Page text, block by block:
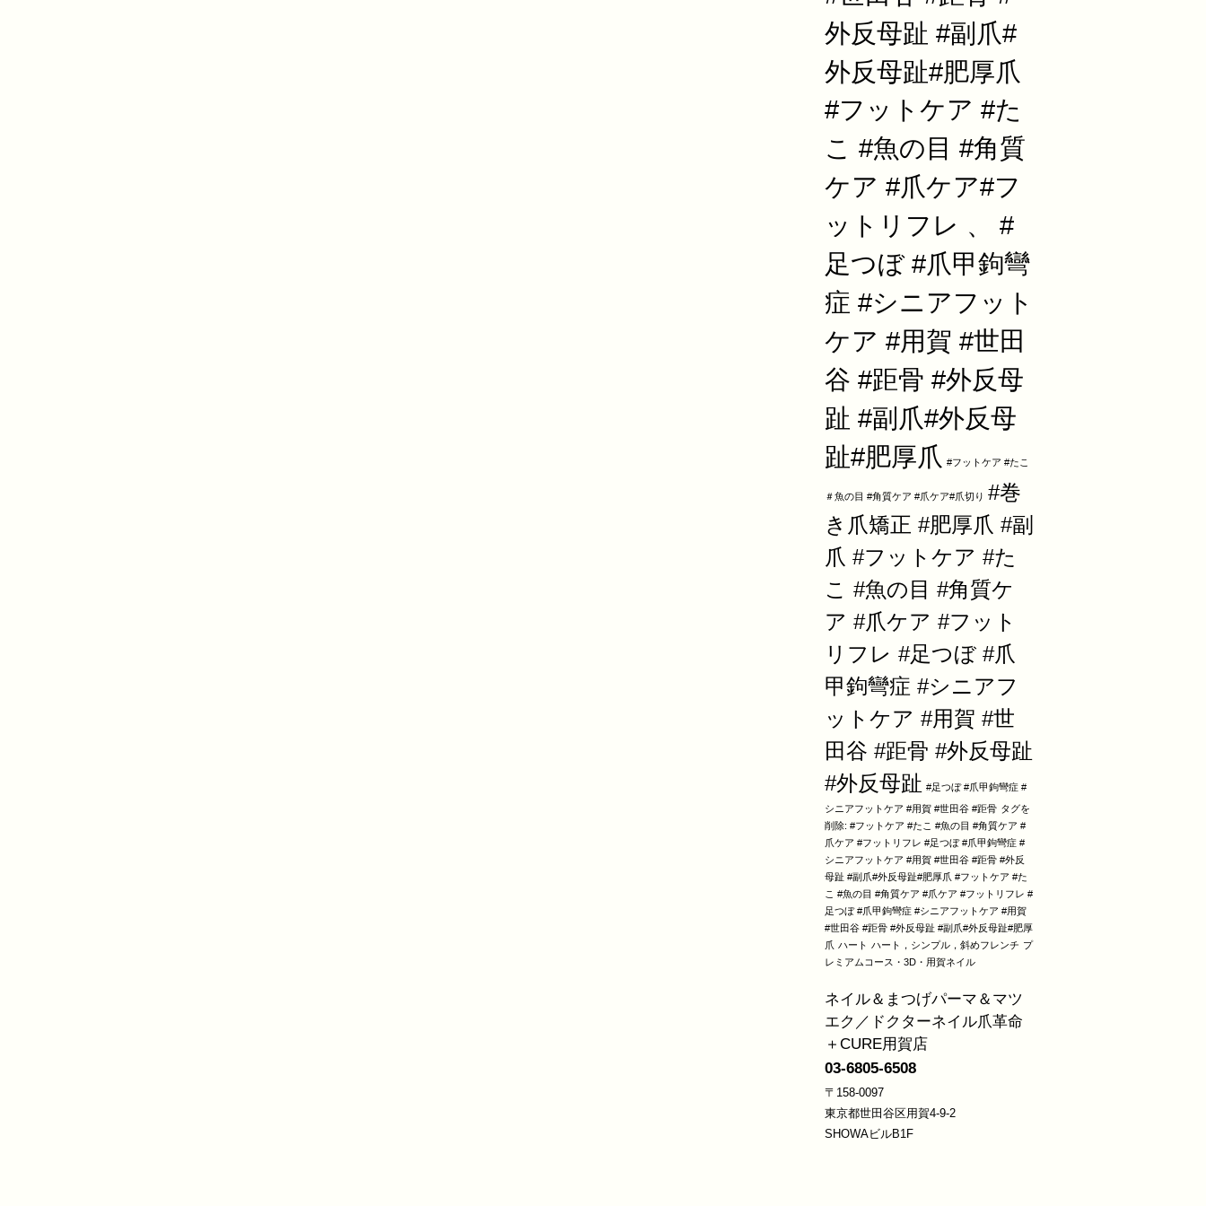
外反母趾 #副爪#
外反母趾#肥厚爪
#フットケア #た
こ #魚の目 #角質
ケア #爪ケア#フ
ットリフレ 、 #
足つぼ #爪甲鉤彎
症 #シニアフット
ケア #用賀 #世田
谷 #距骨 #外反母
趾 #副爪#外反母
趾#肥厚爪 #フットケア #たこ
＃魚の目 #角質ケア #爪ケア#爪切り #巻
き爪矯正 #肥厚爪 #副
爪 #フットケア #た
こ #魚の目 #角質ケ
ア #爪ケア #フット
リフレ #足つぼ #爪
甲鉤彎症 #シニアフ
ットケア #用賀 #世
田谷 #距骨 #外反母趾
#外反母趾 #足つぼ #爪甲鉤彎症 #
シニアフットケア #用賀 #世田谷 #距骨 タグを
削除: #フットケア #たこ #魚の目 #角質ケア #
爪ケア #フットリフレ #足つぼ #爪甲鉤彎症 #
シニアフットケア #用賀 #世田谷 #距骨 #外反
母趾 #副爪#外反母趾#肥厚爪 #フットケア #た
こ #魚の目 #角質ケア #爪ケア #フットリフレ #
足つぼ #爪甲鉤彎症 #シニアフットケア #用賀
#世田谷 #距骨 #外反母趾 #副爪#外反母趾#肥厚
爪 ハート ハート，シンプル，斜めフレンチ プ
レミアムコース・3D・用賀ネイル
ネイル＆まつげパーマ＆マツ
エク／ドクターネイル爪革命
＋CURE用賀店
03-6805-6508
〒158-0097
東京都世田谷区用賀4-9-2
SHOWAビルB1F